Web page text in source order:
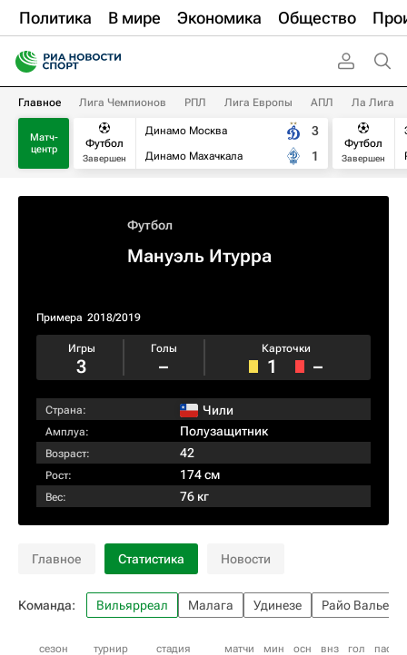
Политика В мире Экономика Общество
Главное Лига Чемпионов РПЛ Лига Европы АПЛ Ла Лига
Матч-
центр
Футбол
Завершен
Динамо Москва
Динамо Махачкала
3
1
Футбол
Завершен
Футбол
Мануэль Итурра
Примера 2018/2019
Игры
3
Голы
–
Карточки
1 –
Страна: Чили
Амплуа: Полузащитник
Возраст: 42
Рост: 174 см
Вес: 76 кг
Главное Статистика Новости
Команда: Вильярреал Малага Удинезе Райо
сезон турнир стадия матчи мин осн внз гол пас